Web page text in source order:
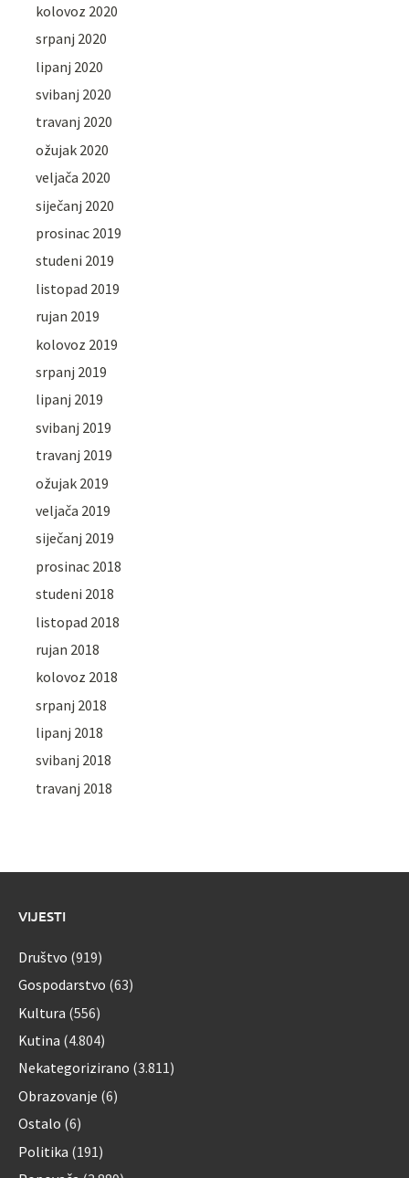
kolovoz 2020
srpanj 2020
lipanj 2020
svibanj 2020
travanj 2020
ožujak 2020
veljača 2020
siječanj 2020
prosinac 2019
studeni 2019
listopad 2019
rujan 2019
kolovoz 2019
srpanj 2019
lipanj 2019
svibanj 2019
travanj 2019
ožujak 2019
veljača 2019
siječanj 2019
prosinac 2018
studeni 2018
listopad 2018
rujan 2018
kolovoz 2018
srpanj 2018
lipanj 2018
svibanj 2018
travanj 2018
VIJESTI
Društvo (919)
Gospodarstvo (63)
Kultura (556)
Kutina (4.804)
Nekategorizirano (3.811)
Obrazovanje (6)
Ostalo (6)
Politika (191)